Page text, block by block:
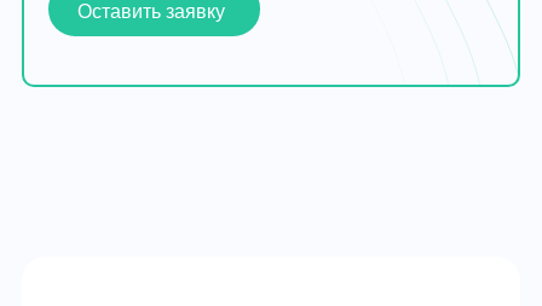
Оставить заявку